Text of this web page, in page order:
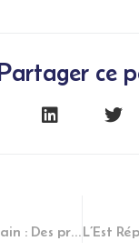
Partager ce
L’Est Républicain : Des prix pour l’Association J-B Thiéry